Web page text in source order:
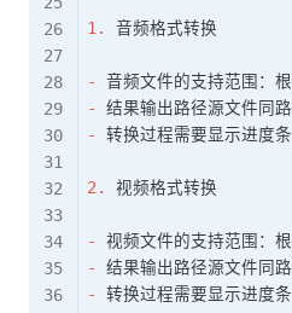
1. 音频格式转换
-
-
-
转换过程需要显示进度条
2. 视频格式转换
-
-
-
转换过程需要显示进度条